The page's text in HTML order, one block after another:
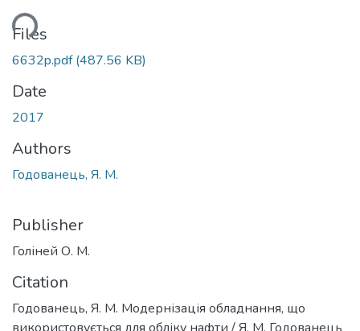
Files
6632p.pdf(487.56 KB)
Date
2017
Authors
Годованець, Я. М.
Publisher
Голіней О. М.
Citation
Годованець, Я. М. Модернізація обладнання, що